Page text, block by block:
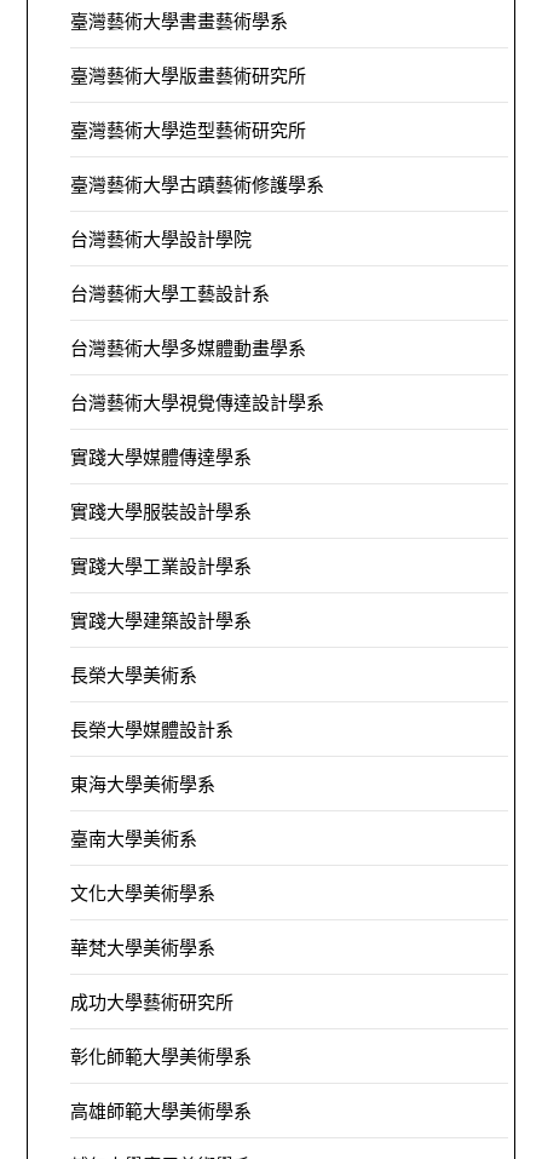
臺灣藝術大學書畫藝術學系
臺灣藝術大學版畫藝術研究所
臺灣藝術大學造型藝術研究所
臺灣藝術大學古蹟藝術修護學系
台灣藝術大學設計學院
台灣藝術大學工藝設計系
台灣藝術大學多媒體動畫學系
台灣藝術大學視覺傳達設計學系
實踐大學媒體傳達學系
實踐大學服裝設計學系
實踐大學工業設計學系
實踐大學建築設計學系
長榮大學美術系
長榮大學媒體設計系
東海大學美術學系
臺南大學美術系
文化大學美術學系
華梵大學美術學系
成功大學藝術研究所
彰化師範大學美術學系
高雄師範大學美術學系